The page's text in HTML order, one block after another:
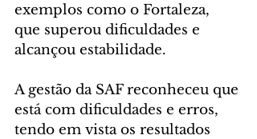
exemplos como o Fortaleza,
que superou dificuldades e
alcançou estabilidade.
A gestão da SAF reconheceu que
está com dificuldades e erros,
tendo em vista os resultados